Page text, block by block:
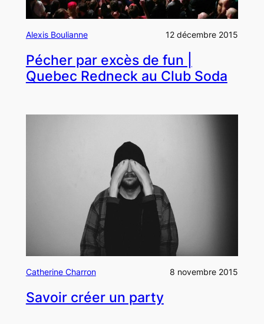
Alexis Boulianne 12 décembre 2015
Pécher par excès de fun |
Quebec Redneck au Club Soda
Catherine Charron 8 novembre 2015
Savoir créer un party